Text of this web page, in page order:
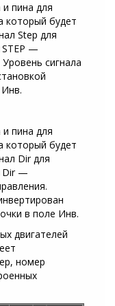
пина для
который будет
Step для
STEP —
сигнала
пина для
который будет
Dir для
Dir —
в поле Инв.
двигателей
номер